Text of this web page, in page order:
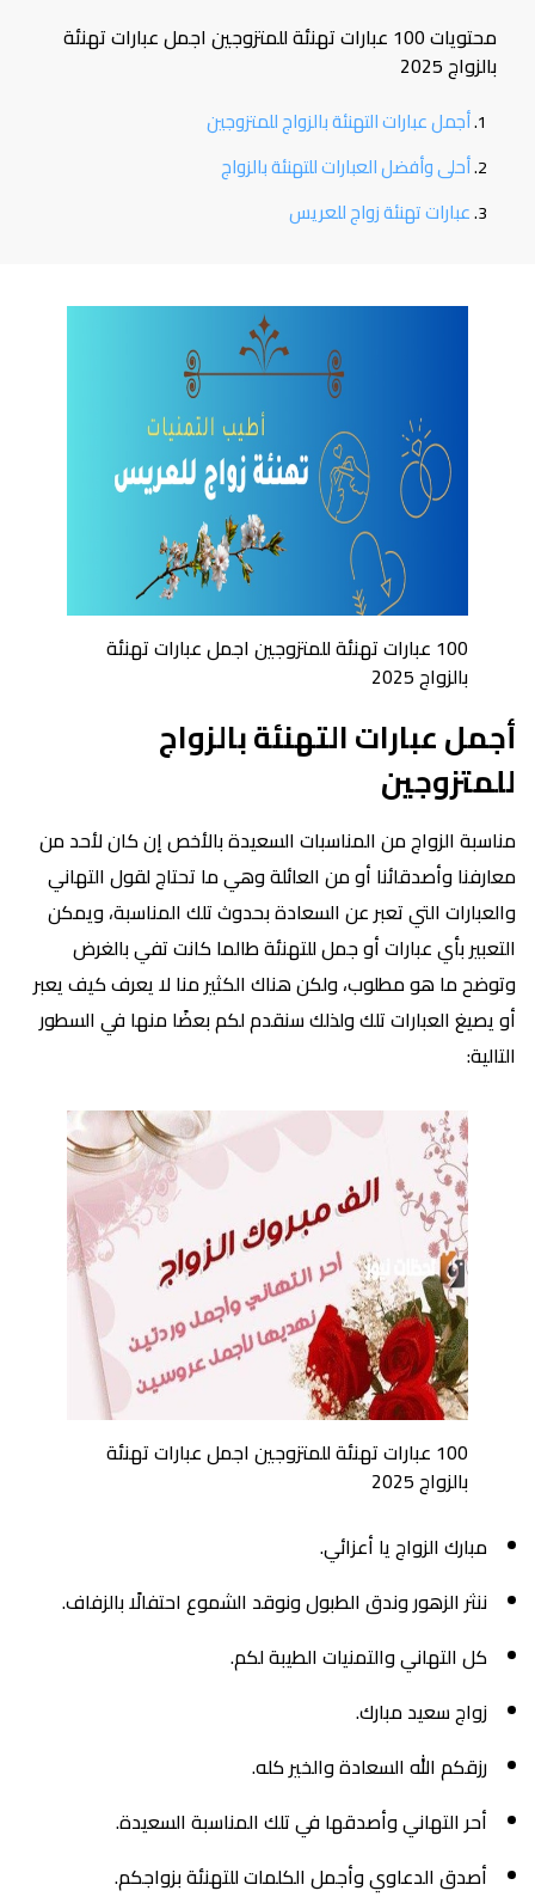
محتويات 100 عبارات تهنئة للمتزوجين اجمل عبارات تهنئة
بالزواج 2025
أجمل عبارات التهنئة بالزواج للمتزوجين
أحلى وأفضل العبارات للتهنئة بالزواج
عبارات تهنئة زواج للعريس
100 عبارات تهنئة للمتزوجين اجمل عبارات تهنئة
بالزواج 2025
أجمل عبارات التهنئة بالزواج
للمتزوجين
مناسبة الزواج من المناسبات السعيدة بالأخص إن كان لأحد من
معارفنا وأصدقائنا أو من العائلة وهي ما تحتاج لقول التهاني
والعبارات التي تعبر عن السعادة بحدوث تلك المناسبة، ويمكن
التعبير بأي عبارات أو جمل للتهنئة طالما كانت تفي بالغرض
وتوضح ما هو مطلوب، ولكن هناك الكثير منا لا يعرف كيف يعبر
أو يصيغ العبارات تلك ولذلك سنقدم لكم بعضًا منها في السطور
التالية:
100 عبارات تهنئة للمتزوجين اجمل عبارات تهنئة
بالزواج 2025
مبارك الزواج يا أعزائي.
ننثر الزهور وندق الطبول ونوقد الشموع احتفالًا بالزفاف.
كل التهاني والتمنيات الطيبة لكم.
زواج سعيد مبارك.
رزقكم الله السعادة والخير كله.
أحر التهاني وأصدقها في تلك المناسبة السعيدة.
أصدق الدعاوي وأجمل الكلمات للتهنئة بزواجكم.